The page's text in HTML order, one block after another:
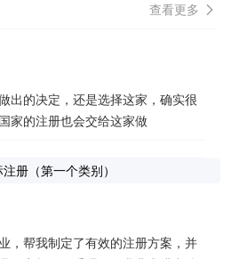
查看更多
出的决定，还是选择这家，确实很
家的注册也会交给这家做
册（第一个类别）
，帮我制定了有效的注册方案，并